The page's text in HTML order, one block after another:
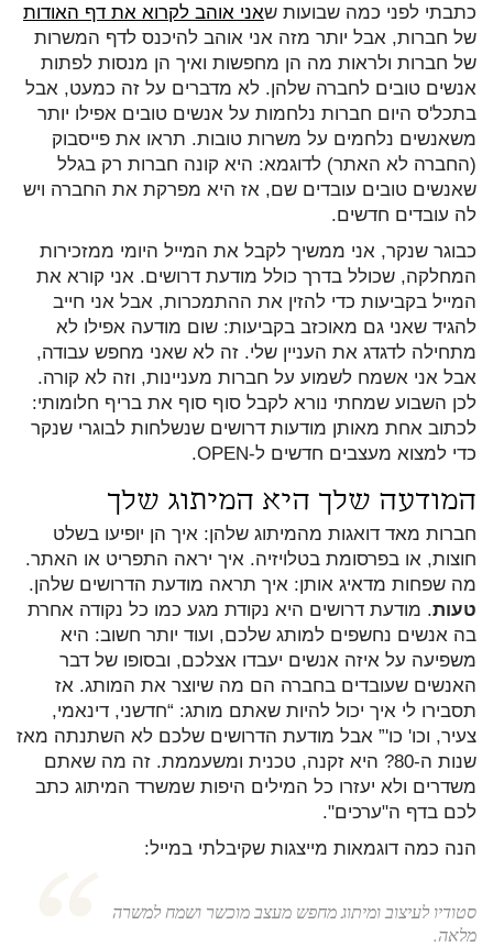
כתבתי לפני כמה שבועות שאני אוהב לקרוא את דף האודות
של חברות, אבל יותר מזה אני אוהב להיכנס לדף המשרות
של חברות ולראות מה הן מחפשות ואיך הן מנסות לפתות
אנשים טובים לחברה שלהן. לא מדברים על זה כמעט, אבל
בתכל'ס היום חברות נלחמות על אנשים טובים אפילו יותר
משאנשים נלחמים על משרות טובות. תראו את פייסבוק
(החברה לא האתר) לדוגמא: היא קונה חברות רק בגלל
שאנשים טובים עובדים שם, אז היא מפרקת את החברה ויש
לה עובדים חדשים.
כבוגר שנקר, אני ממשיך לקבל את המייל היומי ממזכירות
המחלקה, שכולל בדרך כולל מודעת דרושים. אני קורא את
המייל בקביעות כדי להזין את ההתמכרות, אבל אני חייב
להגיד שאני גם מאוכזב בקביעות: שום מודעה אפילו לא
מתחילה לדגדג את העניין שלי. זה לא שאני מחפש עבודה,
אבל אני אשמח לשמוע על חברות מעניינות, וזה לא קורה.
לכן השבוע שמחתי נורא לקבל סוף סוף את בריף חלומותי:
לכתוב אחת מאותן מודעות דרושים שנשלחות לבוגרי שנקר
כדי למצוא מעצבים חדשים ל-OPEN.
המודעה שלך היא המיתוג שלך
חברות מאד דואגות מהמיתוג שלהן: איך הן יופיעו בשלט
חוצות, או בפרסומת בטלויזיה. איך יראה התפריט או האתר.
מה שפחות מדאיג אותן: איך תראה מודעת הדרושים שלהן.
טעות. מודעת דרושים היא נקודת מגע כמו כל נקודה אחרת
בה אנשים נחשפים למותג שלכם, ועוד יותר חשוב: היא
משפיעה על איזה אנשים יעבדו אצלכם, ובסופו של דבר
האנשים שעובדים בחברה הם מה שיוצר את המותג. אז
תסבירו לי איך יכול להיות שאתם מותג: “חדשני, דינאמי,
צעיר, וכו' כו'” אבל מודעת הדרושים שלכם לא השתנתה מאז
שנות ה-80? היא זקנה, טכנית ומשעממת. זה מה שאתם
משדרים ולא יעזרו כל המילים היפות שמשרד המיתוג כתב
לכם בדף ה"ערכים".
הנה כמה דוגמאות מייצגות שקיבלתי במייל:
סטודיו לעיצוב ומיתוג מחפש מעצב מוכשר ושמח למשרה
מלאה.